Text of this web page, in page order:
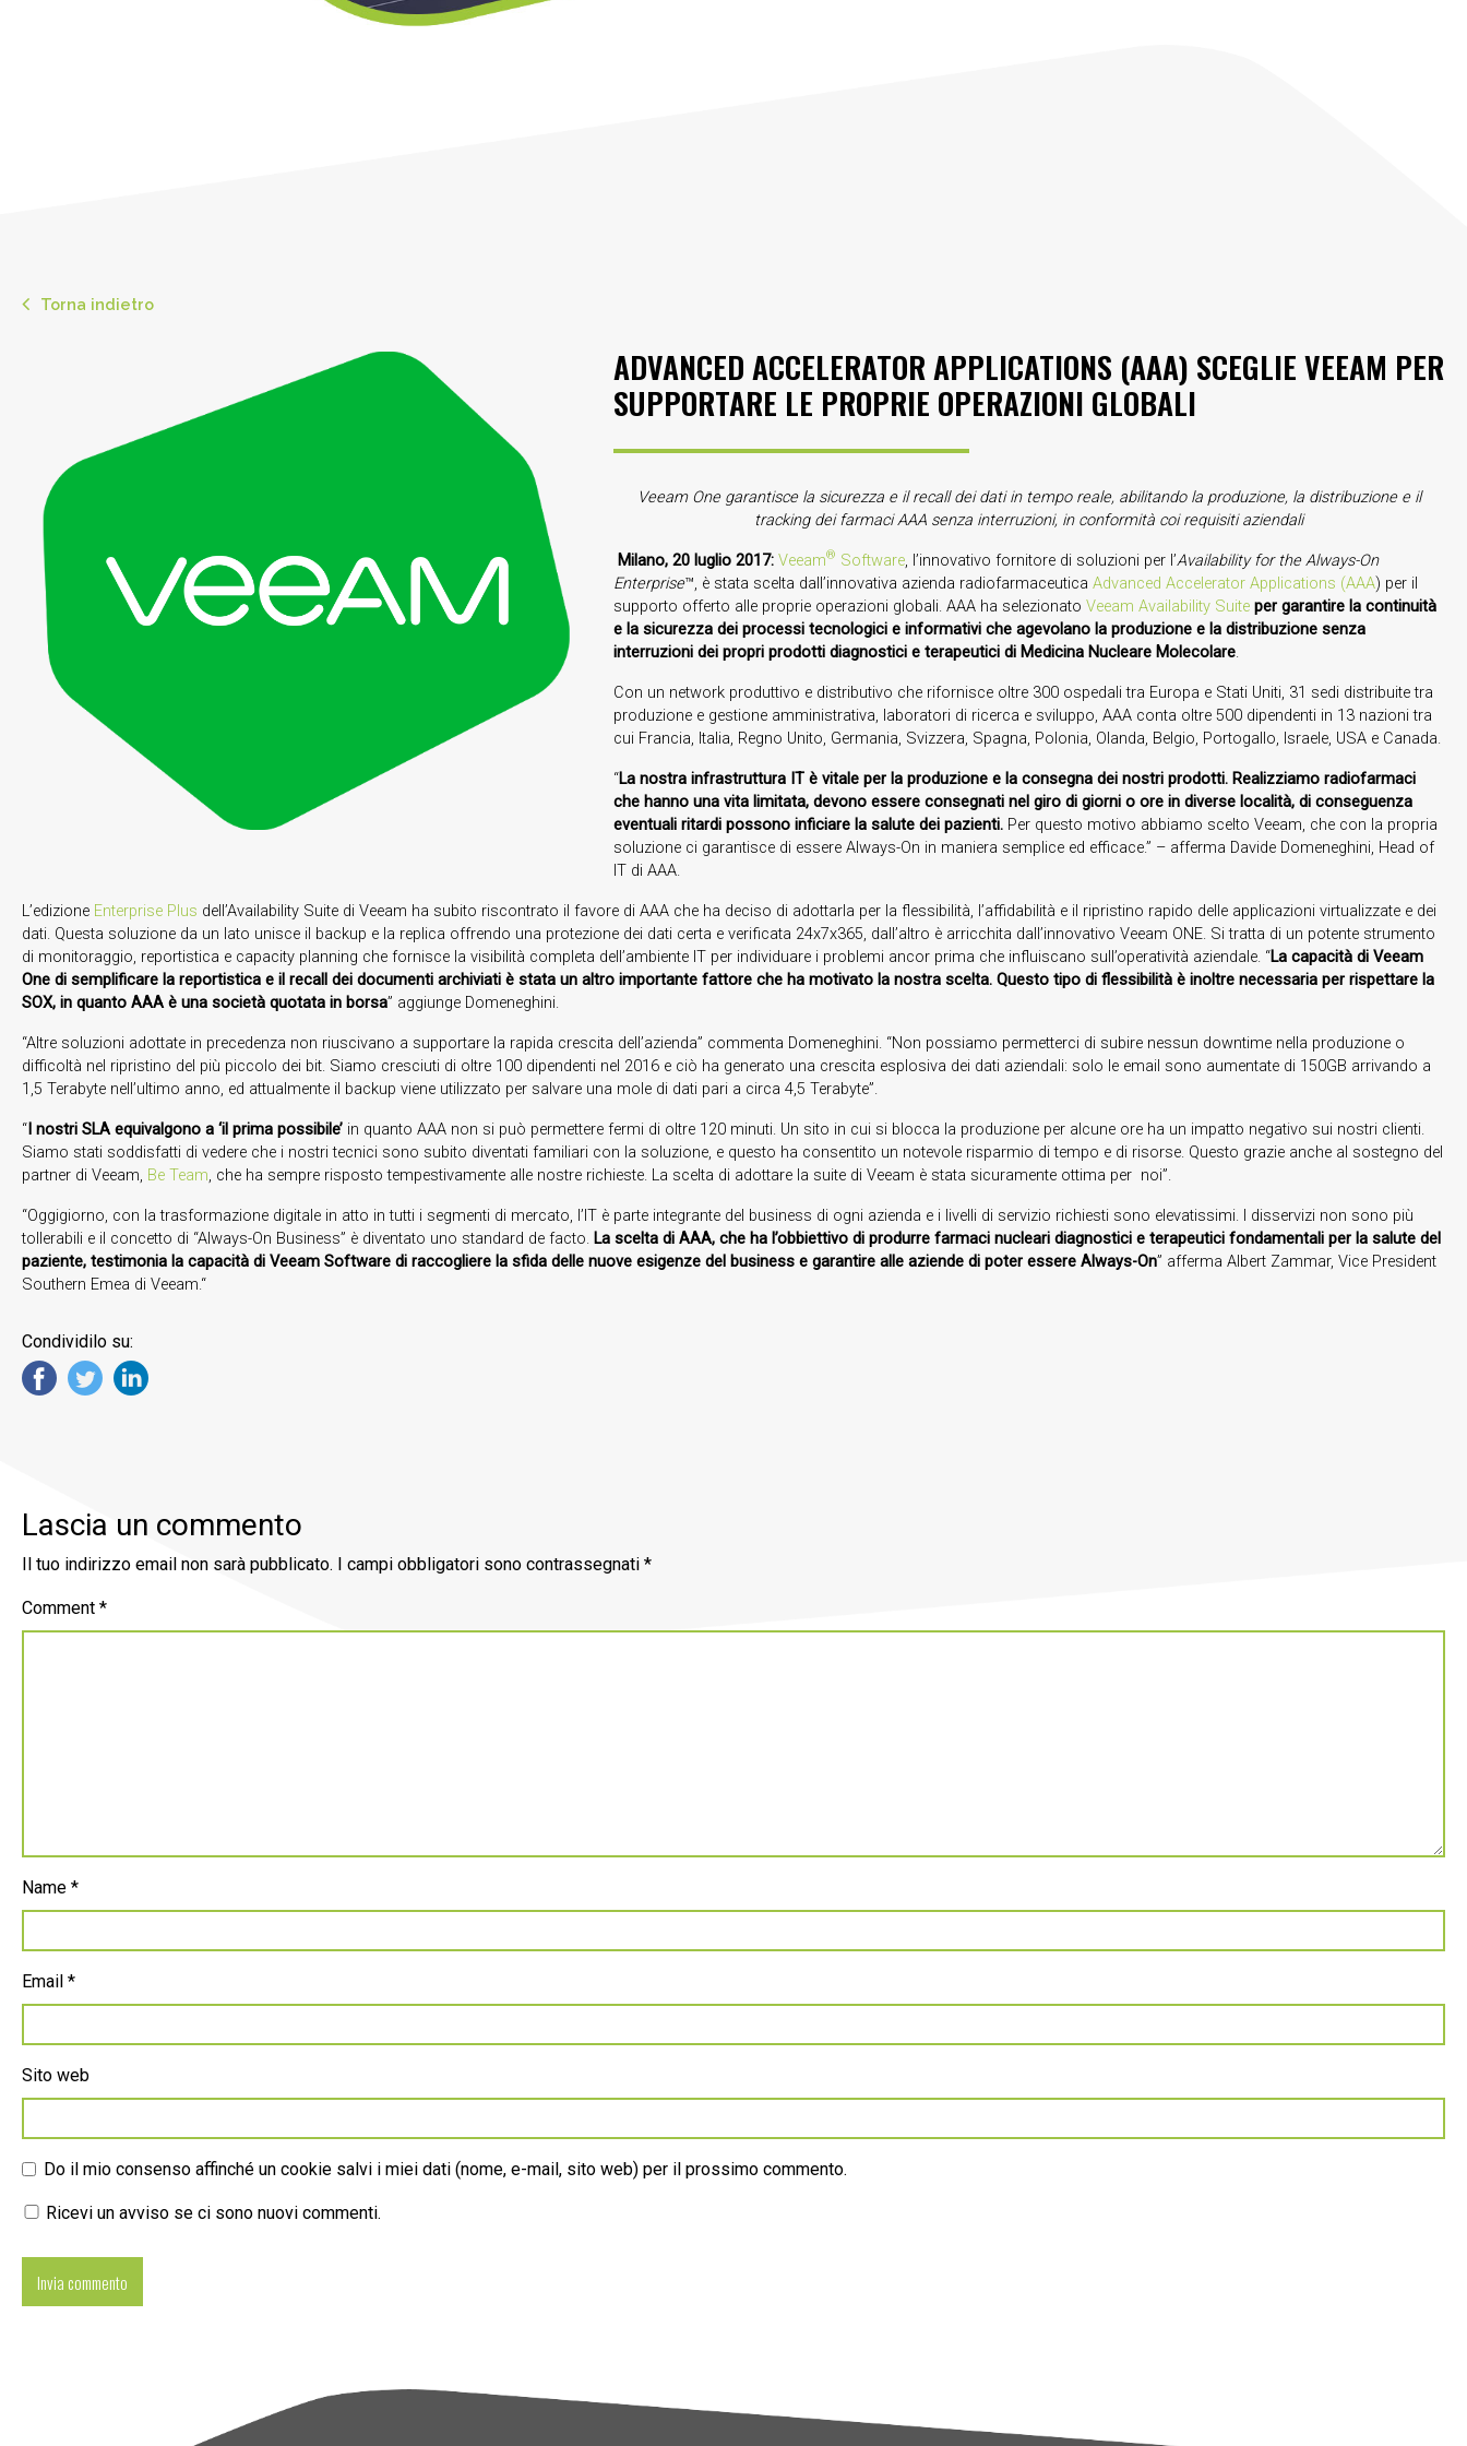
Torna indietro
ADVANCED ACCELERATOR APPLICATIONS (AAA) SCEGLIE VEEAM PER
SUPPORTARE LE PROPRIE OPERAZIONI GLOBALI
Veeam One garantisce la sicurezza e il recall dei dati in tempo reale, abilitando la produzione, la distribuzione e il
tracking dei farmaci AAA senza interruzioni, in conformità coi requisiti aziendali
Milano, 20 luglio 2017: Veeam® Software, l’innovativo fornitore di soluzioni per l’Availability for the Always-On
Enterprise™, è stata scelta dall’innovativa azienda radiofarmaceutica Advanced Accelerator Applications (AAA) per il
supporto offerto alle proprie operazioni globali. AAA ha selezionato Veeam Availability Suite per garantire la continuità
e la sicurezza dei processi tecnologici e informativi che agevolano la produzione e la distribuzione senza
interruzioni dei propri prodotti diagnostici e terapeutici di Medicina Nucleare Molecolare.
Con un network produttivo e distributivo che rifornisce oltre 300 ospedali tra Europa e Stati Uniti, 31 sedi distribuite tra
produzione e gestione amministrativa, laboratori di ricerca e sviluppo, AAA conta oltre 500 dipendenti in 13 nazioni tra
cui Francia, Italia, Regno Unito, Germania, Svizzera, Spagna, Polonia, Olanda, Belgio, Portogallo, Israele, USA e Canada.
“La nostra infrastruttura IT è vitale per la produzione e la consegna dei nostri prodotti. Realizziamo radiofarmaci
che hanno una vita limitata, devono essere consegnati nel giro di giorni o ore in diverse località, di conseguenza
eventuali ritardi possono inficiare la salute dei pazienti.Per questo motivo abbiamo scelto Veeam, che con la propria
soluzione ci garantisce di essere Always-On in maniera semplice ed efficace.” – afferma Davide Domeneghini, Head of
IT di AAA.
L’edizione Enterprise Plus dell’Availability Suite di Veeam ha subito riscontrato il favore di AAA che ha deciso di adottarla per la flessibilità, l’affidabilità e il ripristino rapido delle applicazioni virtualizzate e dei
dati. Questa soluzione da un lato unisce il backup e la replica offrendo una protezione dei dati certa e verificata 24x7x365, dall’altro è arricchita dall’innovativo Veeam ONE. Si tratta di un potente strumento
di monitoraggio, reportistica e capacity planning che fornisce la visibilità completa dell’ambiente IT per individuare i problemi ancor prima che influiscano sull’operatività aziendale. “La capacità di Veeam
One di semplificare la reportistica e il recall dei documenti archiviati è stata un altro importante fattore che ha motivato la nostra scelta. Questo tipo di flessibilità è inoltre necessaria per rispettare la
SOX, in quanto AAA è una società quotata in borsa” aggiunge Domeneghini.
“Altre soluzioni adottate in precedenza non riuscivano a supportare la rapida crescita dell’azienda” commenta Domeneghini. “Non possiamo permetterci di subire nessun downtime nella produzione o
difficoltà nel ripristino del più piccolo dei bit. Siamo cresciuti di oltre 100 dipendenti nel 2016 e ciò ha generato una crescita esplosiva dei dati aziendali: solo le email sono aumentate di 150GB arrivando a
1,5 Terabyte nell’ultimo anno, ed attualmente il backup viene utilizzato per salvare una mole di dati pari a circa 4,5 Terabyte”.
“ I nostri SLA equivalgono a ‘il prima possibile’ in quanto AAA non si può permettere fermi di oltre 120 minuti. Un sito in cui si blocca la produzione per alcune ore ha un impatto negativo sui nostri clienti.
Siamo stati soddisfatti di vedere che i nostri tecnici sono subito diventati familiari con la soluzione, e questo ha consentito un notevole risparmio di tempo e di risorse. Questo grazie anche al sostegno del
partner di Veeam, Be Team, che ha sempre risposto tempestivamente alle nostre richieste. La scelta di adottare la suite di Veeam è stata sicuramente ottima per noi”.
“Oggigiorno, con la trasformazione digitale in atto in tutti i segmenti di mercato, l’IT è parte integrante del business di ogni azienda e i livelli di servizio richiesti sono elevatissimi. I disservizi non sono più
tollerabili e il concetto di “Always-On Business” è diventato uno standard de facto. La scelta di AAA, che ha l’obbiettivo di produrre farmaci nucleari diagnostici e terapeutici fondamentali per la salute del
paziente, testimonia la capacità di Veeam Software di raccogliere la sfida delle nuove esigenze del business e garantire alle aziende di poter essere Always-On” afferma Albert Zammar, Vice President
Southern Emea di Veeam.“
Condividilo su:
Lascia un commento
Il tuo indirizzo email non sarà pubblicato. I campi obbligatori sono contrassegnati *
Comment *
Name *
Email *
Sito web
Do il mio consenso affinché un cookie salvi i miei dati (nome, e-mail, sito web) per il prossimo commento.
Ricevi un avviso se ci sono nuovi commenti.